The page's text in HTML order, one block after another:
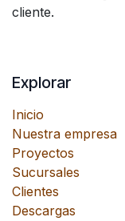
cliente.
Explorar
Inicio
Nuestra empresa
Proyectos
Sucursales
Clientes
Descargas